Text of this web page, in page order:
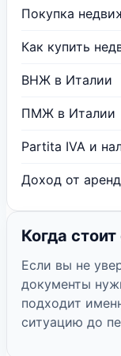
Покупка
Как купить
ВНЖ в Италии
ПМЖ в Италии
Partita IVA и
Доход от
Когда
Если вы не
документы
подходит
ситуацию до